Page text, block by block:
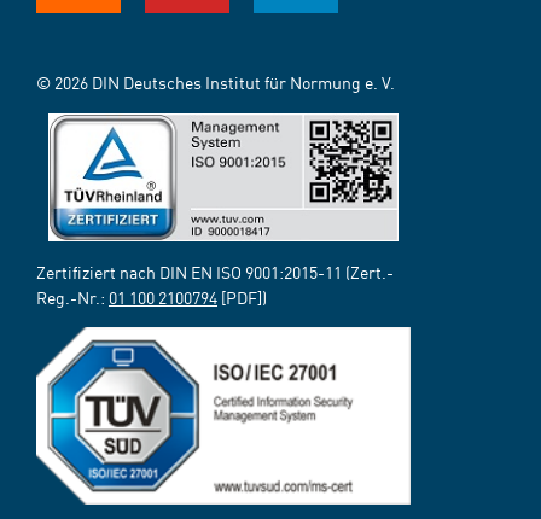
© 2026 DIN Deutsches Institut für Normung e. V.
Zertifiziert nach DIN EN ISO 9001:2015-11 (Zert.-
Reg.-Nr.: 01 100 2100794 [PDF])